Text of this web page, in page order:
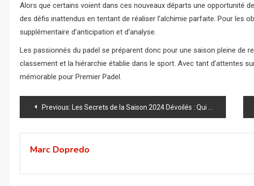
Alors que certains voient dans ces nouveaux départs une opportunité
des défis inattendus en tentant de réaliser l’alchimie parfaite. Pour les
supplémentaire d’anticipation et d’analyse.
Les passionnés du padel se préparent donc pour une saison pleine de
classement et la hiérarchie établie dans le sport. Avec tant d’attentes
mémorable pour Premier Padel.
Navigation
de
l’article
Previous: Les Secrets de la Saison 2024 Dévoilés : Qui Domine Vraiment Premier Padel ?
Marc Dopredo